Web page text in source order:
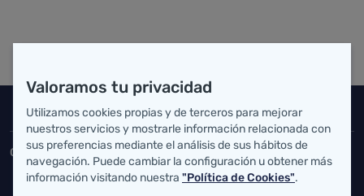
Inicio del pie de página
Salud Cantabria
Consejería de Salud
Federico Vial 13, 39009 Santander, Cantabria
Valoramos tu privacidad
Utilizamos cookies propias y de terceros para mejorar
nuestros servicios y mostrarle información relacionada con
sus preferencias mediante el análisis de sus hábitos de
navegación. Puede cambiar la configuración u obtener más
información visitando nuestra "Política de Cookies".